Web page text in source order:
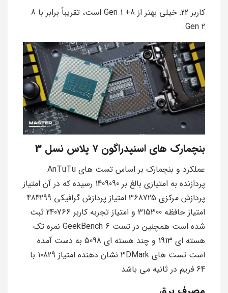
کاربر 22: خیلی بهتر از 8+ Gen 1 است، تقریباً برابر با 8
Gen 2.
بنچمارک های اسنپدراگون 7 پلاس نسل 3
عملکرد و بنچمارک بر اساس تست های AnTuTu
پردازنده به امتیازی بالغ بر 1409090 رسیده كه در آن امتیاز
پردازش مركزی 368725 امتیاز پردازش گرافيكی 484299
امتياز حافظه 315300 و امتیاز تجربه كاربر 240766 ثبت
شده است همچنین در تست GeekBench 6 نمره تک
هسته ای 1913 و چند هسته ای 5098 به دست آمده
است تست های 3DMark نشان دهنده امتیاز 10829 با
64 فریم در ثانیه می باشد